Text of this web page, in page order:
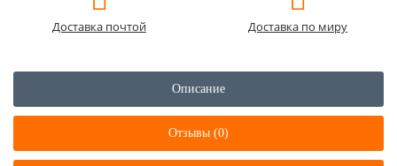
Доставка почтой Доставка по миру
Описание
Отзывы (0)